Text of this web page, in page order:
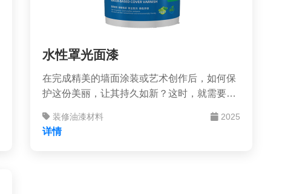
水性罩光面漆
在完成精美的墙面涂装或艺术创作后，如何保
护这份美丽，让其持久如新？这时，就需要一
为艺术品覆盖上一层坚固又透明的保护玻璃，
在提供全方位保护的同时，更能提升视觉表现
装修油漆材料 2025
详情